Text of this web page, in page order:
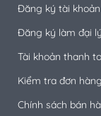
Đăng ký tài khoản
Đăng ký làm đại lý
Tài khoản thanh
Kiểm tra đơn hàng
Chính sách bán